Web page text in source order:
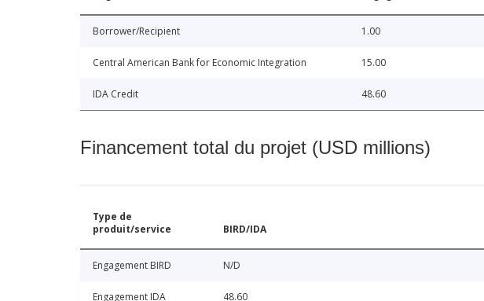
Borrower/Recipient 1.00
Central American Bank for Economic Integration 15.00
IDA Credit 48.60
Financement total du projet (USD millions)
Type de
produit/service
BIRD/IDA
Engagement BIRD N/D
Engagement IDA 48.60